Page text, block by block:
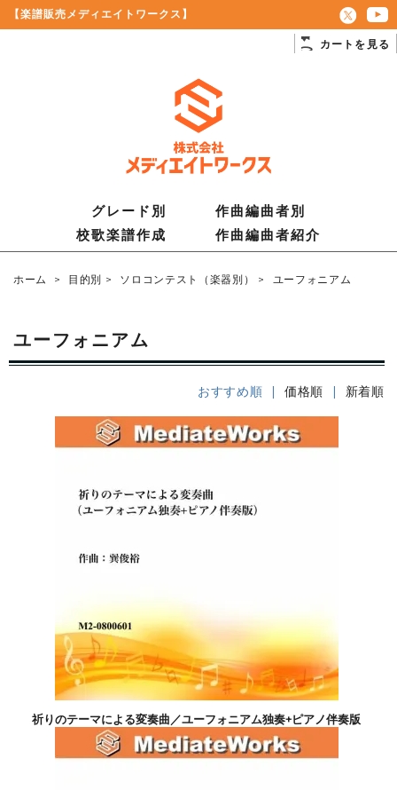
【楽譜販売メディエイトワークス】
カートを見る
グレード別
作曲編曲者別
校歌楽譜作成
作曲編曲者紹介
ホーム > 目的別 > ソロコンテスト（楽器別） > ユーフォニアム
ユーフォニアム
おすすめ順 |価格順 新着順
祈りのテーマによる変奏曲／ユーフォニアム独奏+ピアノ伴奏版
4,400円(税込)